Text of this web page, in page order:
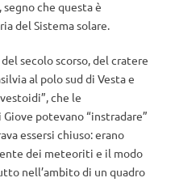
che questa è
del Sistema solare.
secolo scorso, del cratere
al polo sud di Vesta e
che le
potevano “instradare”
essersi chiuso: erano
dei meteoriti e il modo
nell’ambito di un quadro